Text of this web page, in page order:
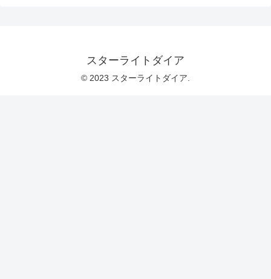
スターライトダイア
© 2023 スターライトダイア.